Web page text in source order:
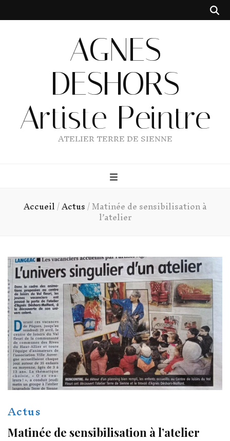
AGNES
DESHORS
Artiste Peintre
ATELIER TERRE DE SIENNE
Accueil/Actus/Matinée de sensibilisation à
l’atelier
Actus
Matinée de sensibilisation à l’atelier